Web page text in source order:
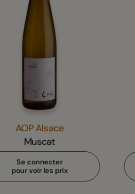
AOP Alsace
Muscat
Se connecter
pour voir les prix